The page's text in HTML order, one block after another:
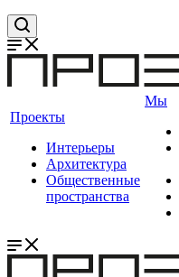
Проекты
Интерьеры
Архитектура
Общественные
пространства
Мы